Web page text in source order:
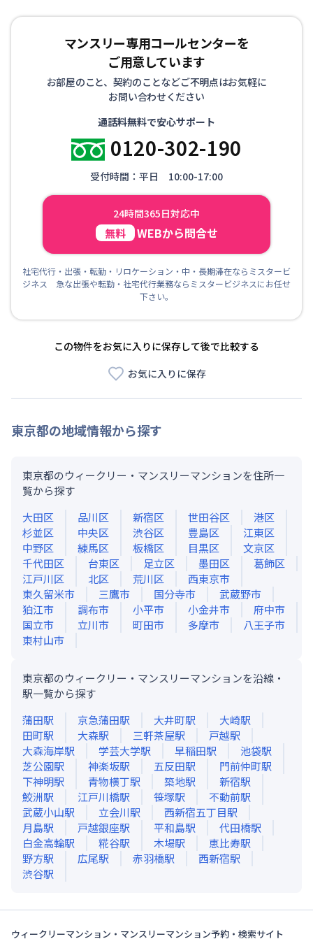
マンスリー専用コールセンターを
ご用意しています
お部屋のこと、契約のことなどご不明点はお気軽に
お問い合わせください
通話料無料で安心サポート
0120-302-190
受付時間：平日 10:00-17:00
24時間365日対応中
無料 WEBから問合せ
社宅代行・出張・転勤・リロケーション・中・長期滞在ならミスタービ
ジネス 急な出張や転勤・社宅代行業務ならミスタービジネスにお任せ
下さい。
この物件をお気に入りに保存して後で比較する
お気に入りに保存
東京都の地域情報から探す
東京都のウィークリー・マンスリーマンションを住所一
覧から探す
大田区
品川区 新宿区 世田谷区
港区
杉並区
中央区 渋谷区 豊島区
江東区
中野区
練馬区 板橋区 目黒区
文京区
千代田区
台東区 足立区 墨田区
葛飾区
江戸川区
北区 荒川区
西東京市
東久留米市
三鷹市 国分寺市
武蔵野市
狛江市
調布市 小平市 小金井市
府中市
国立市
立川市 町田市 多摩市
八王子市
東村山市
東京都のウィークリー・マンスリーマンションを沿線・
駅一覧から探す
蒲田駅 京急蒲田駅 大井町駅 大崎駅
田町駅 大森駅 三軒茶屋駅 戸越駅
大森海岸駅 学芸大学駅 早稲田駅 池袋駅
芝公園駅 神楽坂駅 五反田駅 門前仲町駅
下神明駅 青物横丁駅 築地駅 新宿駅
鮫洲駅 江戸川橋駅 笹塚駅 不動前駅
武蔵小山駅 立会川駅 西新宿五丁目駅
月島駅 戸越銀座駅 平和島駅 代田橋駅
白金高輪駅 糀谷駅 木場駅 恵比寿駅
野方駅 広尾駅 赤羽橋駅 西新宿駅
渋谷駅
ウィークリーマンション・マンスリーマンション予約・検索サイト